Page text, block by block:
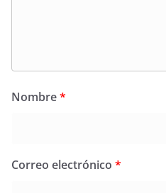
Nombre*
Correo electrónico *